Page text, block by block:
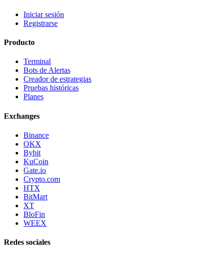
Iniciar sesión
Registrarse
Producto
Terminal
Bots de Alertas
Creador de estrategias
Pruebas históricas
Planes
Exchanges
Binance
OKX
Bybit
KuCoin
Gate.io
Crypto.com
HTX
BitMart
XT
BloFin
WEEX
Redes sociales